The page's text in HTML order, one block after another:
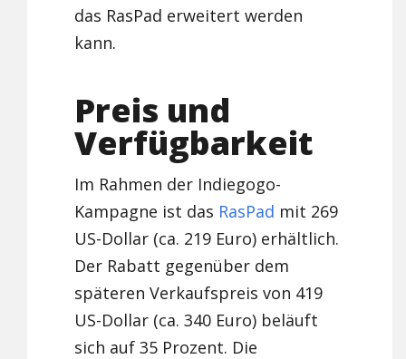
das RasPad erweitert werden
kann.
Preis und
Verfügbarkeit
Im Rahmen der Indiegogo-
Kampagne ist das RasPad mit 269
US-Dollar (ca. 219 Euro) erhältlich.
Der Rabatt gegenüber dem
späteren Verkaufspreis von 419
US-Dollar (ca. 340 Euro) beläuft
sich auf 35 Prozent. Die